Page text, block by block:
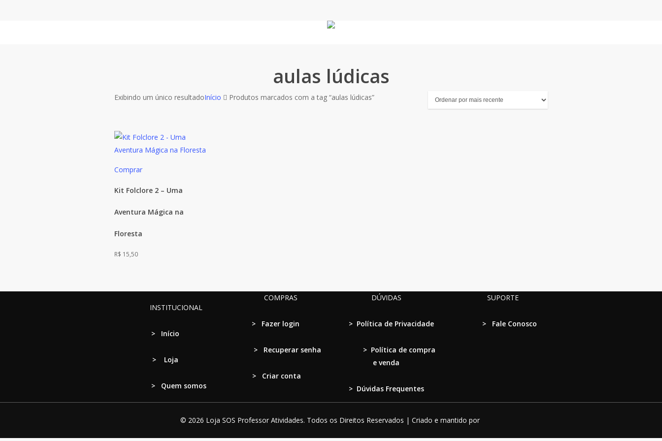
aulas lúdicas
Exibindo um único resultadoInício Produtos marcados com a tag “aulas lúdicas”
Comprar
Kit Folclore 2 – Uma
Aventura Mágica na
Floresta
R$ 15,50
INSTITUCIONAL
> Início
> Loja
> Quem somos
COMPRAS
> Fazer login
> Recuperar senha
> Criar conta
DÚVIDAS
> Política de Privacidade
> Política de compra
e venda
> Dúvidas Frequentes
SUPORTE
> Fale Conosco
© 2026 Loja SOS Professor Atividades. Todos os Direitos Reservados | Criado e mantido por